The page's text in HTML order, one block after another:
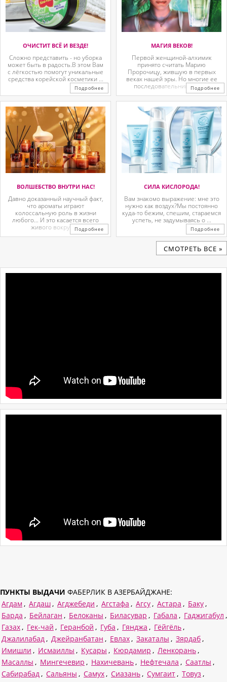
ОЧИСТИТ ВСЁ И ВЕЗДЕ!
Сложно представить - но уборка
может быть в радость.В этом Вам
с лёгкостью помогут уникальные
средства корейской косметики ...
Подробнее
МАГИЯ ВЕКОВ!
Первой женщиной-алхимик
принято считать Марию
Пророчицу, жившую в первых
веках нашей эры. Но многие ее
последовательницы так ...
Подробнее
ВОЛШЕБСТВО ВНУТРИ НАС!
Давно доказанный научный факт,
что ароматы играют
колоссальную роль в жизни
любого… И это касается всего
живого вокруг. ...Подробнее
СИЛА КИСЛОРОДА!
Вам знакомо выражение: мне это
нужно как воздух?Мы постоянно
куда-то бежим, спешим, стараемся
успеть, не задумываясь о ...
Подробнее
CМОТРЕТЬ ВСЕ »
ПУНКТЫ ВЫДАЧИ ФАБЕРЛИК В АЗЕРБАЙДЖАНЕ:
Агдам , Агдаш , Агджебеди , Агстафа , Агсу , Астара , Баку ,
Барда , Бейлаган , Белоканы , Биласувар , Габала , Гаджигабул ,
Газах , Гек-чай , Геранбой , Губа , Гянджа , Гёйгёль ,
Джалилабад , Джейранбатан , Евлах , Закаталы , Зярдаб ,
Имишли , Исмаиллы , Кусары , Кюрдамир , Ленкорань ,
Масаллы , Мингечевир , Нахичевань , Нефтечала , Саатлы ,
Сабирабад , Сальяны , Самух , Сиазань , Сумгаит , Товуз ,